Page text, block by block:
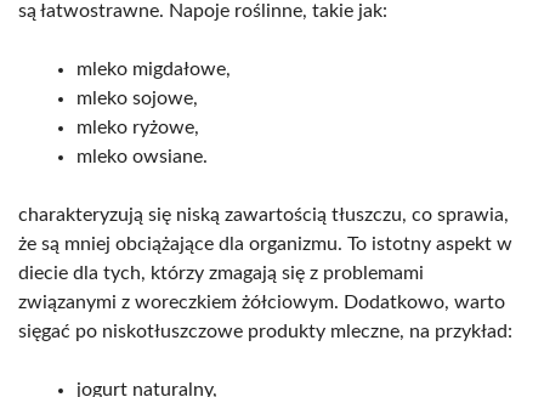
są łatwostrawne. Napoje roślinne, takie jak:
mleko migdałowe,
mleko sojowe,
mleko ryżowe,
mleko owsiane.
charakteryzują się niską zawartością tłuszczu, co sprawia,
że są mniej obciążające dla organizmu. To istotny aspekt w
diecie dla tych, którzy zmagają się z problemami
związanymi z woreczkiem żółciowym. Dodatkowo, warto
sięgać po niskotłuszczowe produkty mleczne, na przykład:
jogurt naturalny,